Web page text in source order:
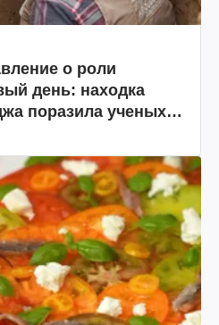
о роли
день: находка
поразила ученых